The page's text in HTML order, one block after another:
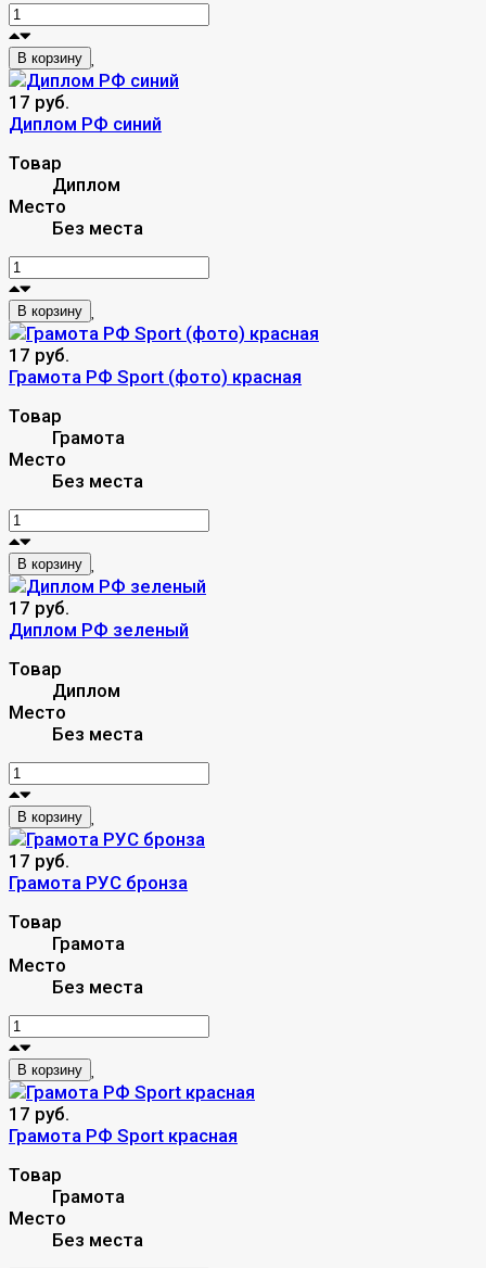
В корзину
17 руб.
Диплом РФ синий
Товар
Диплом
Место
Без места
В корзину
17 руб.
Грамота РФ Sport (фото) красная
Товар
Грамота
Место
Без места
В корзину
17 руб.
Диплом РФ зеленый
Товар
Диплом
Место
Без места
В корзину
17 руб.
Грамота РУС бронза
Товар
Грамота
Место
Без места
В корзину
17 руб.
Грамота РФ Sport красная
Товар
Грамота
Место
Без места